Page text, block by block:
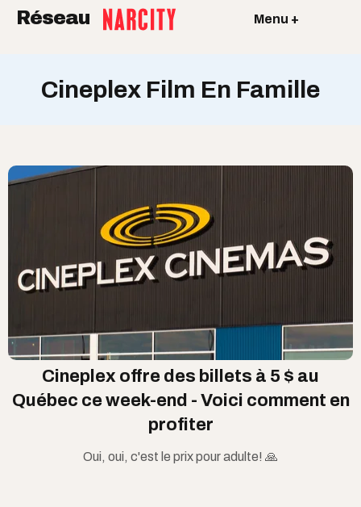
Réseau Menu +
Cineplex Film En Famille
Cineplex offre des billets à 5 $ au
Québec ce week-end - Voici comment en
profiter
Oui, oui, c'est le prix pour adulte! 🙏